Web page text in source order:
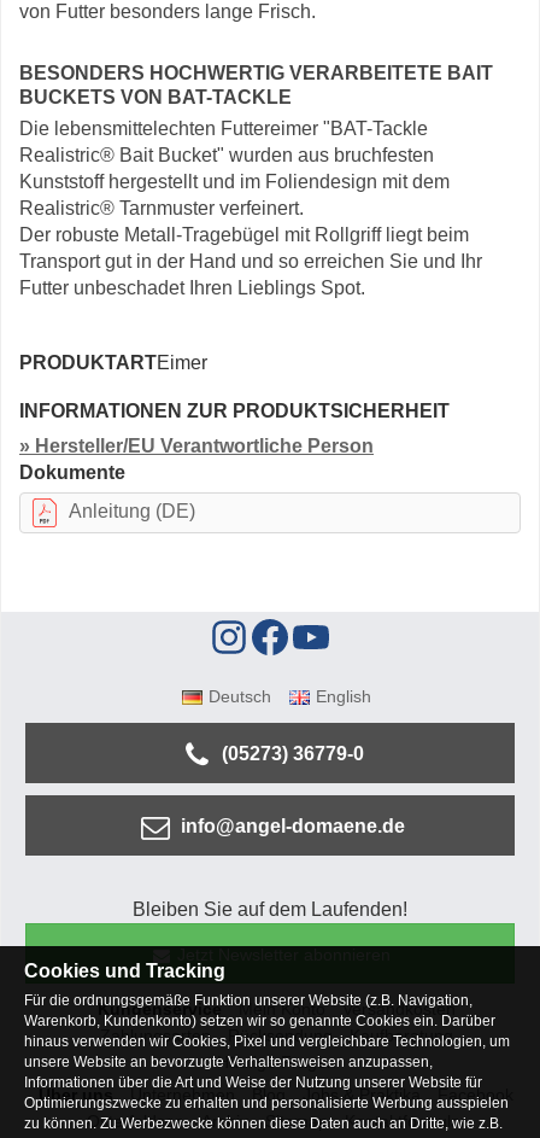
von Futter besonders lange Frisch.
BESONDERS HOCHWERTIG VERARBEITETE BAIT
BUCKETS VON BAT-TACKLE
Die lebensmittelechten Futtereimer "BAT-Tackle
Realistric® Bait Bucket" wurden aus bruchfesten
Kunststoff hergestellt und im Foliendesign mit dem
Realistric® Tarnmuster verfeinert.
Der robuste Metall-Tragebügel mit Rollgriff liegt beim
Transport gut in der Hand und so erreichen Sie und Ihr
Futter unbeschadet Ihren Lieblings Spot.
PRODUKTARTEimer
INFORMATIONEN ZUR PRODUKTSICHERHEIT
» Hersteller/EU Verantwortliche Person
Dokumente
Anleitung (DE)
Deutsch English
(05273) 36779-0
info@angel-domaene.de
Bleiben Sie auf dem Laufenden!
Kundenservice Mein Konto
Versandkosten
Zahlungsarten
Rücksendung
Kaufberatung
Häufige Fragen
Über uns
Unternehmen Blog Jobs & Praktika
Facebook
Osterfeldsee
Archiv Sitemap Kontaktformular
Cookies und Tracking
Für die ordnungsgemäße Funktion unserer Website (z.B. Navigation,
Warenkorb, Kundenkonto) setzen wir so genannte Cookies ein. Darüber
hinaus verwenden wir Cookies, Pixel und vergleichbare Technologien, um
unsere Website an bevorzugte Verhaltensweisen anzupassen,
Informationen über die Art und Weise der Nutzung unserer Website für
Optimierungszwecke zu erhalten und personalisierte Werbung ausspielen
zu können. Zu Werbezwecke können diese Daten auch an Dritte, wie z.B.